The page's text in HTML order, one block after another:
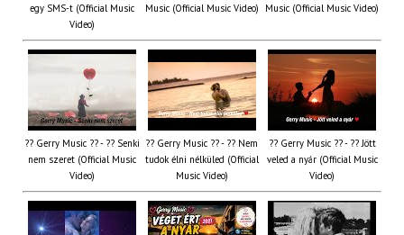
egy SMS-t (Official Music
Video)
Music (Official Music Video)
Music (Official Music Video)
?? Gerry Music ?? - ?? Senki
nem szeret (Official Music
Video)
?? Gerry Music ?? - ?? Nem
tudok élni nélküled (Official
Music Video)
?? Gerry Music ?? - ?? Jött
veled a nyár (Official Music
Video)